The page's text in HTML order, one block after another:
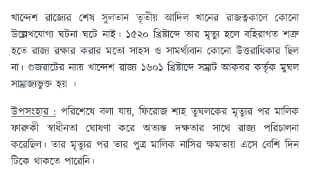
খান্দেশ রাজ্যের শেষ সুলতান তৃতীয় আদিল খানের রাজত্বকালে কোনো
উল্লেখযোগ্য ঘটনা ঘটে নাই। ১৫২০ খ্রিষ্টাব্দে তার মৃত্যু হলে বহিরাগত শত্রু
হতে রাজ্য রক্ষার করার মতো সাহস ও সামর্থ্যবান কোনো উত্তরাধিকার ছিল
না। গুজরাটের ন্যায় খান্দেশ রাজ্য ১৬০১ খ্রিষ্টাব্দে সম্রাট আকবর কর্তৃক মুঘল
সাম্রাজ্যভুক্ত হয় ।
উপসংহার :পরিশেষে বলা যায়, ফিরোজ শাহ তুঘলকের মৃত্যুর পর মালিক
ফারুকী স্বাধীনতা ঘোষণা করে অত্যন্ত দক্ষতার সাথে রাজ্য পরিচালনা
করেছিল। তার মৃত্যুর পর তার পুত্র মালিক নাসির ক্ষমতায় এসে বেশি দিন
টিকে থাকতে পারেনি।